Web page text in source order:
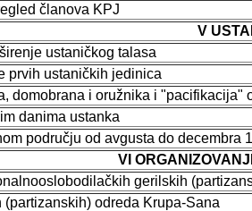
članova KPJ
V
ustaničkog talasa
ustaničkih jedinica
domobrana i oružnika i "pacifikacija"
danima ustanka
području od avgusta do decembra
VI
gerilskih
odreda Krupa-Sana